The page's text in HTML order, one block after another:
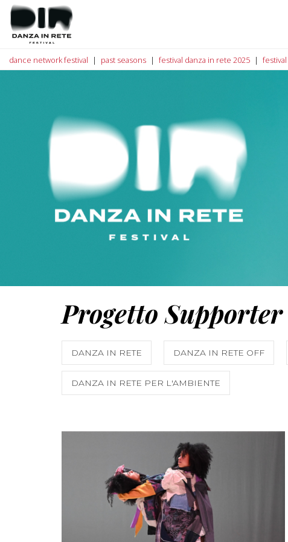
dance network festival past seasons festival danza in rete 2025
Progetto Supporter
DANZA IN RETE DANZA IN RETE OFF
DANZA IN RETE PER L'AMBIENTE
MORE